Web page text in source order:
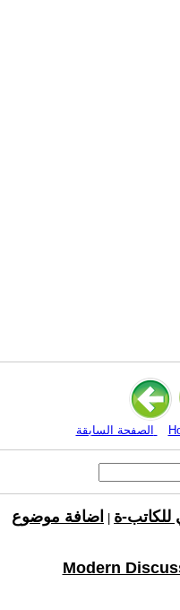
للكاتب-ة
اضافة موضوع
Modern